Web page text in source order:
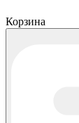
Корзина